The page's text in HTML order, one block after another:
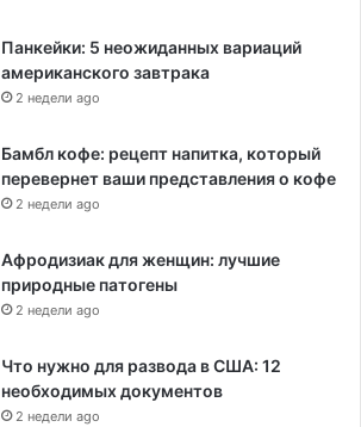
Панкейки: 5 неожиданных вариаций
американского завтрака
2 недели ago
Бамбл кофе: рецепт напитка, который
перевернет ваши представления о кофе
2 недели ago
Афродизиак для женщин: лучшие
природные патогены
2 недели ago
Что нужно для развода в США: 12
необходимых документов
2 недели ago